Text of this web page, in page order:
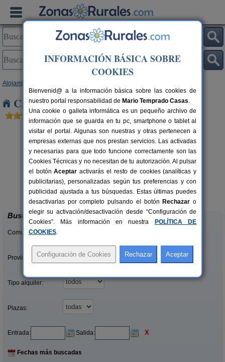
Alojamientos
Casas Rurales cerca de Llombards Es
12+3 pers.
desde65 €
Casa Padrina Petit Hotel
Artà (Mallorca)
Buscar
Comunidades:
Provincias/Islas:
Tipo alquiler:
Plazas:
Entrada: Salida: X
Fechas más buscadas
INFORMACIÓN BÁSICA SOBRE
COOKIES
Bienvenid@ a la información básica sobre las cookies de
nuestro portal responsabilidad de Mario Temprado Casas.
Una cookie o galleta informática es un pequeño archivo de
información que se guarda en tu pc, smartphone o tablet al
visitar el portal. Algunas son nuestras y otras pertenecen a
empresas externas que nos prestan servicios. Las activadas
y necesarias para que todo funcione correctamente son las
Cookies Técnicas y no necesitan de tu autorización. Al pulsar
el botónAceptar activarás el resto de cookies (analíticas y
publicitarias), personalizadas según tus preferencias y con
publicidad ajustada a tus búsquedas. Estas últimas puedes
desactivarlas por completo pulsando el botón Rechazar o
elegir su activación/desactivación desde “Configuración de
Cookies”. Más información en nuestra
POLÍTICA DE
COOKIES.